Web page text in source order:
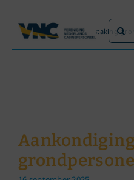
naar
inhoud
Dossiers
Home» Aankondiging staking